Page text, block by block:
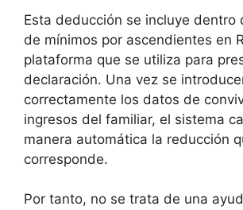
Esta deducción se incluye dentro
de mínimos por ascendientes en
plataforma que se utiliza para
declaración. Una vez se
correctamente los datos de
ingresos del familiar, el sistema
manera automática la reducción
corresponde.
Por tanto, no se trata de una